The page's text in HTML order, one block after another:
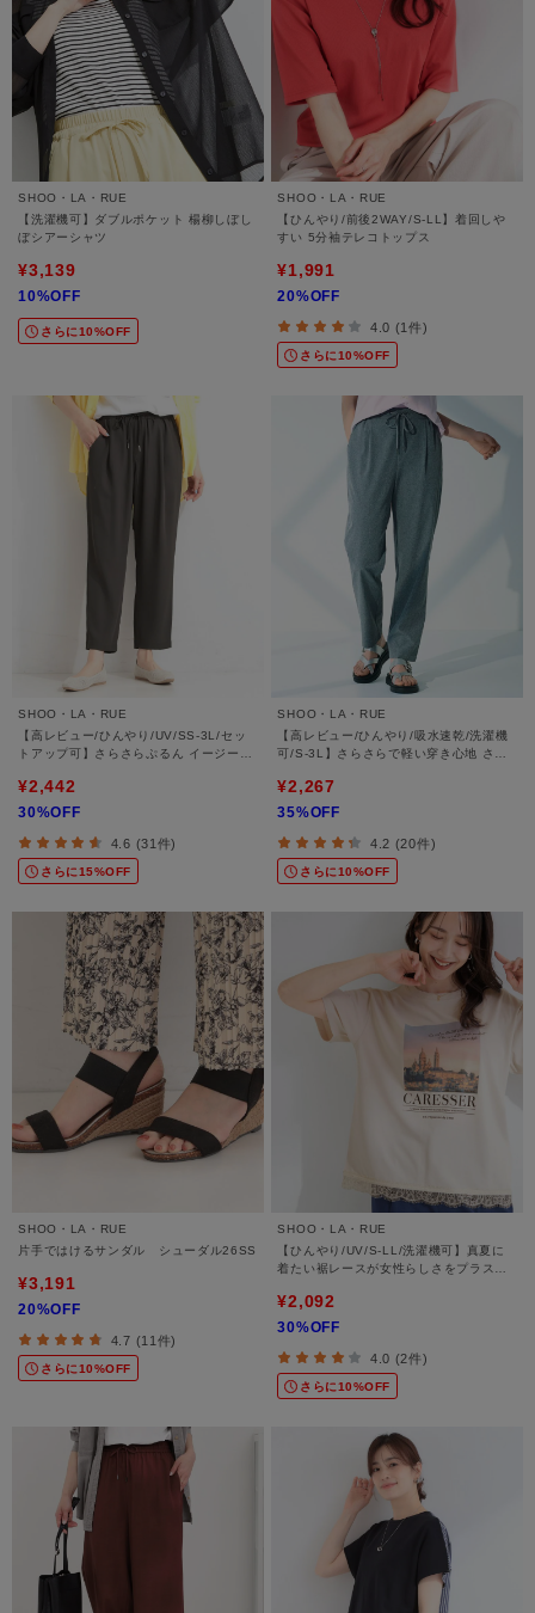
SHOO・LA・RUE
【洗濯機可】ダブルポケット 楊柳しぼし
ぼシアーシャツ
¥3,139
10%OFF
さらに10%OFF
SHOO・LA・RUE
【ひんやり/前後2WAY/S-LL】着回しや
すい 5分袖テレコトップス
¥1,991
20%OFF
4.0 (1件)
さらに10%OFF
SHOO・LA・RUE
【高レビュー/ひんやり/UV/SS-3L/セッ
トアップ可】さらさらぷるん イージーテ
¥2,442
30%OFF
4.6 (31件)
さらに15%OFF
SHOO・LA・RUE
【高レビュー/ひんやり/吸水速乾/洗濯機
可/S-3L】さらさらで軽い穿き心地 さら
¥2,267
35%OFF
4.2 (20件)
さらに10%OFF
SHOO・LA・RUE
片手ではけるサンダル シューダル26SS
¥3,191
20%OFF
4.7 (11件)
さらに10%OFF
SHOO・LA・RUE
【ひんやり/UV/S-LL/洗濯機可】真夏に
着たい裾レースが女性らしさをプラスす
¥2,092
30%OFF
4.0 (2件)
さらに10%OFF